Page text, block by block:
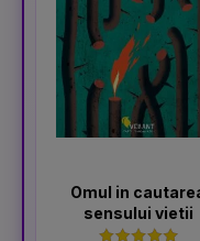
Omul in
sensului vietii